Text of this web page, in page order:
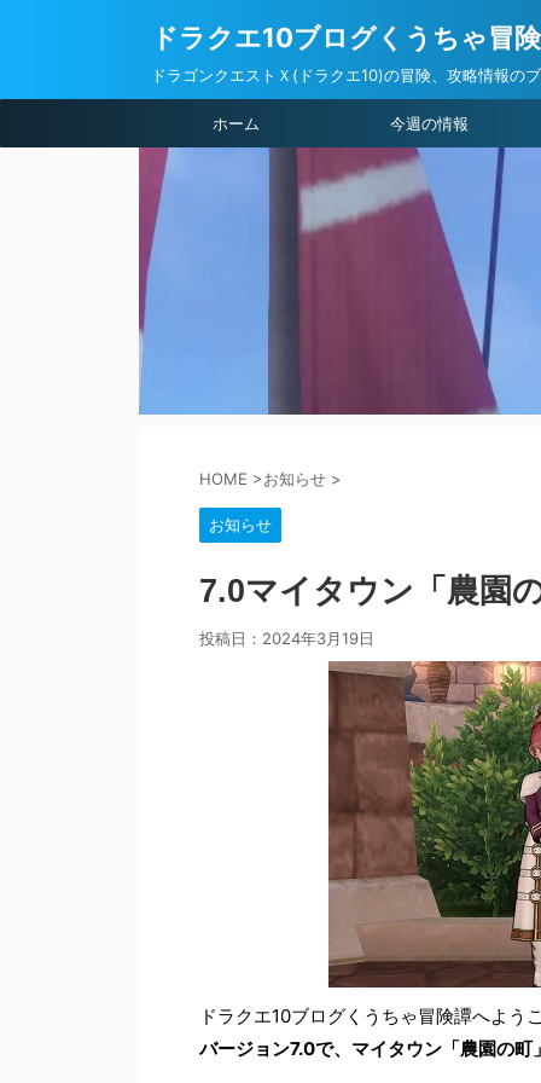
ドラクエ10ブログくうちゃ冒
ドラゴンクエストＸ(ドラクエ10)の冒険、攻略情報の
ホーム 今週の情報
HOME >お知らせ >
お知らせ
7.0マイタウン「農園
投稿日： 2024年3月19日
ドラクエ10ブログくうちゃ冒険譚へよう
バージョン7.0で、マイタウン「農園の町